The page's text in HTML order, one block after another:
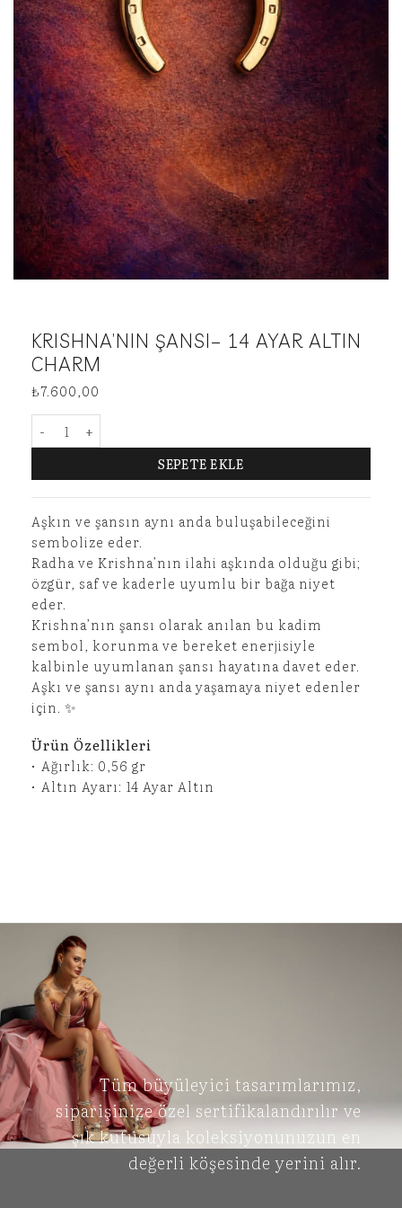
KRISHNA’NIN ŞANSI– 14 AYAR ALTIN
CHARM
₺7.600,00
KRISHNA’NIN ŞANSI– 14 AYAR ALTIN CHARM adet
SEPETE EKLE
Aşkın ve şansın aynı anda buluşabileceğini
sembolize eder.
Radha ve Krishna’nın ilahi aşkında olduğu gibi;
özgür, saf ve kaderle uyumlu bir bağa niyet
eder.
Krishna’nın şansı olarak anılan bu kadim
sembol, korunma ve bereket enerjisiyle
kalbinle uyumlanan şansı hayatına davet eder.
Aşkı ve şansı aynı anda yaşamaya niyet edenler
için. ✨
Ürün Özellikleri
•⁠ ⁠Ağırlık: 0,56 gr
•⁠ ⁠Altın Ayarı: 14 Ayar Altın
Tüm büyüleyici tasarımlarımız,
siparişinize özel sertifikalandırılır ve
şık kutusuyla koleksiyonunuzun en
değerli köşesinde yerini alır.